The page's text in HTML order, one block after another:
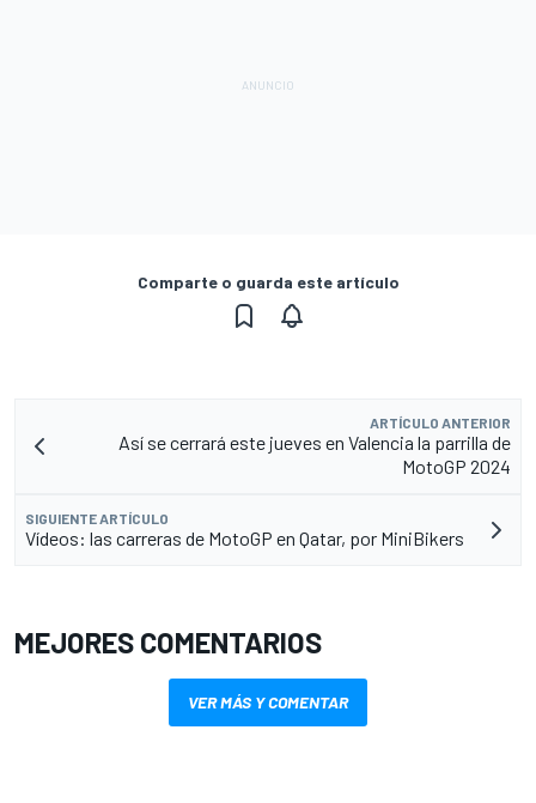
Comparte o guarda este artículo
ARTÍCULO ANTERIOR
Así se cerrará este jueves en Valencia la parrilla de
MotoGP 2024
SIGUIENTE ARTÍCULO
Vídeos: las carreras de MotoGP en Qatar, por MiniBikers
MEJORES COMENTARIOS
VER MÁS Y COMENTAR